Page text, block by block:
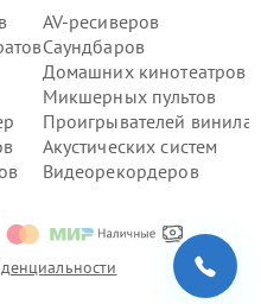
AV-ресиверов
Саундбаров
Домашних кинотеатров
Микшерных пультов
Проигрывателей винила
Акустических систем
Видеорекордеров